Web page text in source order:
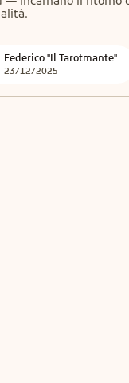
Federico "Il Tarotmante"
23/12/2025